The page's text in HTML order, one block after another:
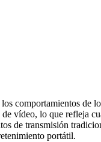
comportamientos de
vídeo, lo que refleja
de transmisión
portátil.